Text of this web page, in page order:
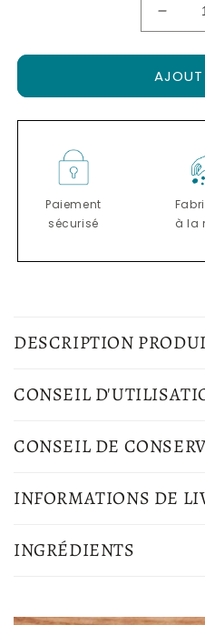
la
de
noires
53%
AJOUT
Paiement
sécurisé
à la
n
e
u
é
u
DESCRIPTION
CONSEIL
CONSEIL DE
INFORMATIONS DE
INGRÉDIENTS